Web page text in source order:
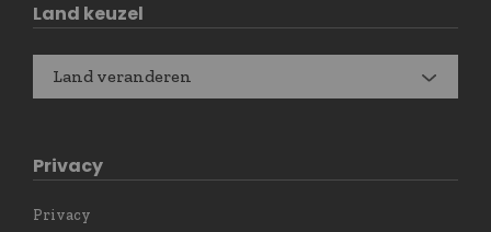
Land keuzel
Land veranderen
Privacy
Privacy